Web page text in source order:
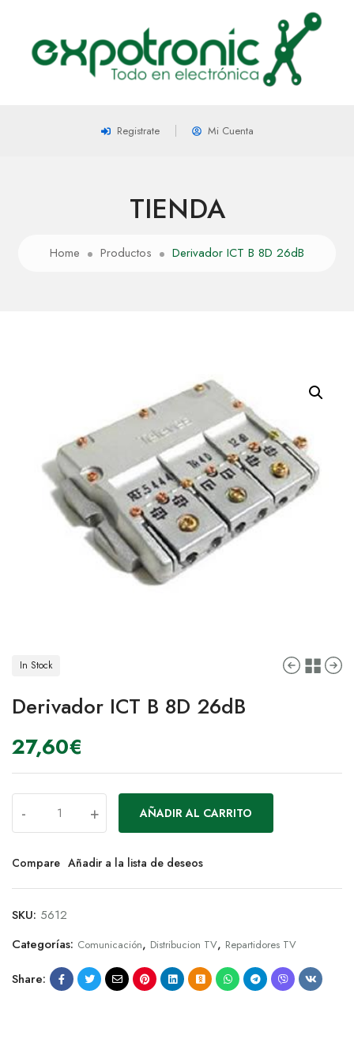
Registrate Mi Cuenta
TIENDA
Home Productos Derivador ICT B 8D 26dB
In Stock
Derivador ICT B 8D 26dB
27,60€
- + AÑADIR AL CARRITO
Compare Añadir a la lista de deseos
SKU: 5612
Categorías: Comunicación, Distribucion TV, Repartidores TV
Share: